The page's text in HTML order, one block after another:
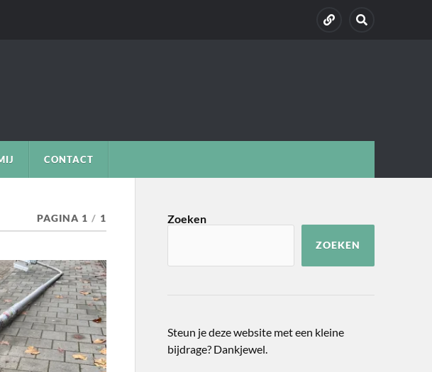
CONTACT
PAGINA 1 / 1 Zoeken
ZOEKEN
Steun je deze website met een kleine
bijdrage? Dankjewel.